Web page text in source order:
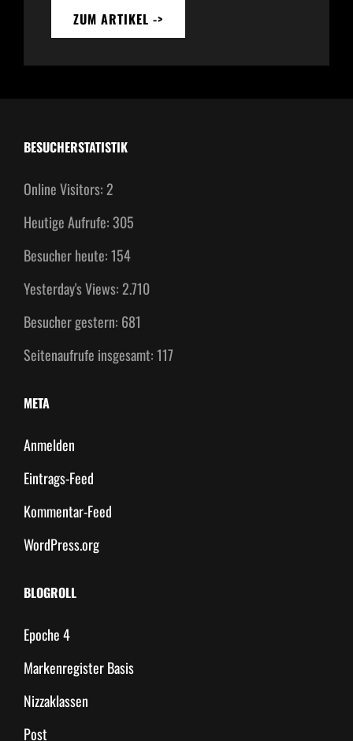
ZUM ARTIKEL ->
ALS
BESUCHERSTATISTIK
Online Visitors:2
Heutige Aufrufe:305
Besucher heute:154
Yesterday's Views:2.710
Besucher gestern: 681
Seitenaufrufe insgesamt:117
META
Anmelden
Eintrags-Feed
Kommentar-Feed
WordPress.org
BLOGROLL
Epoche 4
Markenregister Basis
Nizzaklassen
Post